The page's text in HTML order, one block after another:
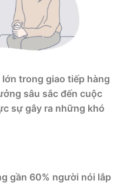
trong giao tiếp hàng
sâu sắc đến cuộc
sự gây ra những khó
gần 60% người nói lắp